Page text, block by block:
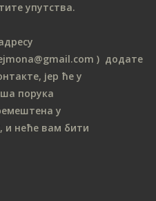
упутства.
@gmail.com ) додате
јер ће у
порука
у
и неће вам бити